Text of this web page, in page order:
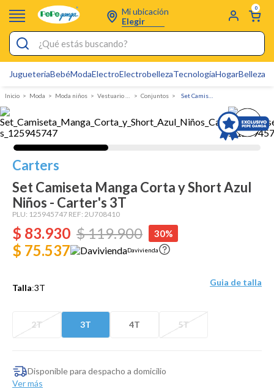
Mi ubicación
Elegir
0
¿Qué estás buscando?
JugueteriaBebéModaElectroElectrobellezaTecnologíaHogarBelleza
Moda Moda niños Vestuario Exterior Niño Conjuntos
Carters
Set Camiseta Manga Corta y Short Azul
Niños - Carter's 3T
PLU: 125945747 REF: 2U708410
$ 83.930 $119.900 30%
$ 75.537 Davivienda
Talla:3T
Guia de talla
2T 3T 4T 5T
Disponible para despacho a domicilio
Ver más
Electro
Figuras Toy Story
Carters
Silla Mecedora Bebé
Bebes
Cartas Pokemon
Cuna Colecho